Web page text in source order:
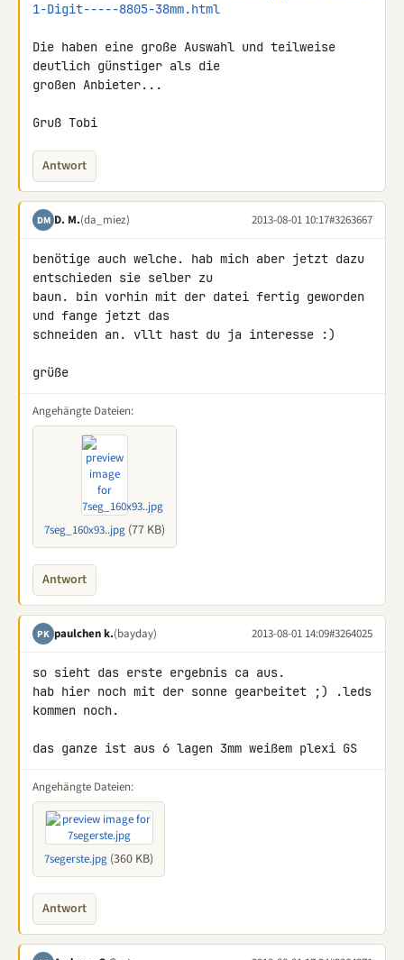
1-Digit-----8805-38mm.html
Die haben eine große Auswahl und teilweise
deutlich günstiger als die
großen Anbieter...
Gruß Tobi
Antwort
DM D. M.(da_miez) 2013-08-01 10:17#3263667
benötige auch welche. hab mich aber jetzt dazu
entschieden sie selber zu
baun. bin vorhin mit der datei fertig geworden
und fange jetzt das
schneiden an. vllt hast du ja interesse :)
grüße
Angehängte Dateien:
7seg_160x93..jpg (77 KB)
Antwort
PK paulchen k.(bayday) 2013-08-01 14:09#3264025
so sieht das erste ergebnis ca aus.
hab hier noch mit der sonne gearbeitet ;) .leds
kommen noch.
das ganze ist aus 6 lagen 3mm weißem plexi GS
Angehängte Dateien:
7segerste.jpg (360 KB)
Antwort